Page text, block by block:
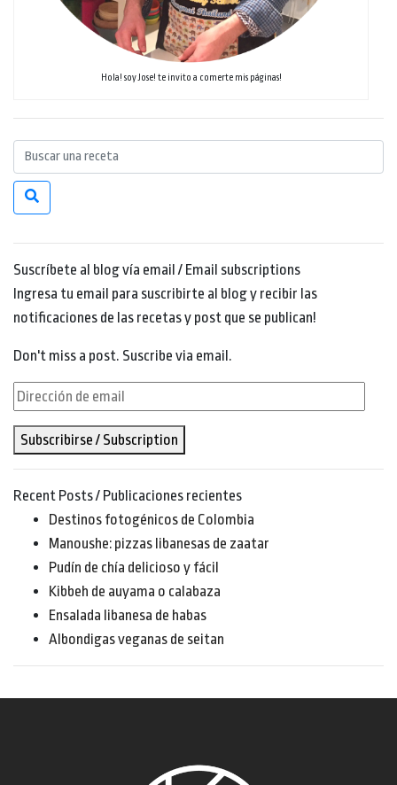
Hola! soy Jose! te invito a comerte mis páginas!
Suscríbete al blog vía email / Email subscriptions
Ingresa tu email para suscribirte al blog y recibir las
notificaciones de las recetas y post que se publican!
Don't miss a post. Suscribe via email.
Dirección
de
email
Subscribirse / Subscription
Recent Posts / Publicaciones recientes
Destinos fotogénicos de Colombia
Manoushe: pizzas libanesas de zaatar
Pudín de chía delicioso y fácil
Kibbeh de auyama o calabaza
Ensalada libanesa de habas
Albondigas veganas de seitan